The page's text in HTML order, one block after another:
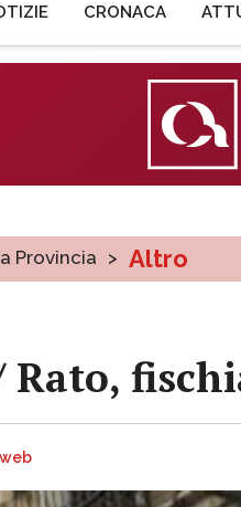
CRONACA
Provincia > Altro
Rato,